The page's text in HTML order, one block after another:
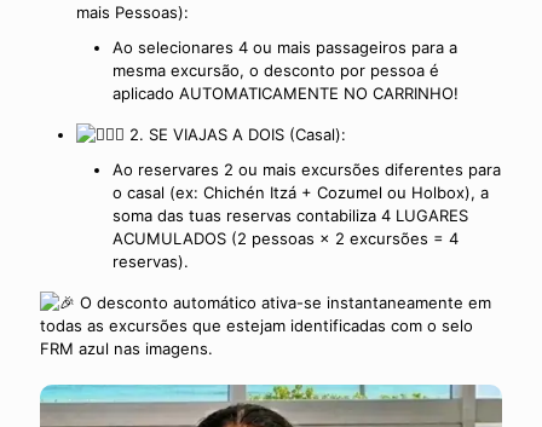
mais Pessoas):
Ao selecionares 4 ou mais passageiros para a
mesma excursão, o desconto por pessoa é
aplicado AUTOMATICAMENTE NO CARRINHO!
2. SE VIAJAS A DOIS (Casal):
Ao reservares 2 ou mais excursões diferentes para
o casal (ex: Chichén Itzá + Cozumel ou Holbox), a
soma das tuas reservas contabiliza 4 LUGARES
ACUMULADOS (2 pessoas × 2 excursões = 4
reservas).
O desconto automático ativa-se instantaneamente em
todas as excursões que estejam identificadas com o selo
FRM azul nas imagens.